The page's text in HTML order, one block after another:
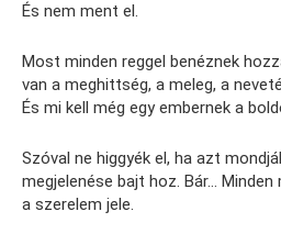
És nem ment el.
Most minden reggel benéznek
van a meghittség, a meleg, a
És mi kell még egy embernek a
Szóval ne higgyék el, ha azt
megjelenése bajt hoz. Bár…
a szerelem jele.